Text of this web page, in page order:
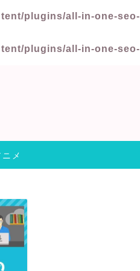
plugins/all-in-one-seo-
plugins/all-in-one-seo-
メ